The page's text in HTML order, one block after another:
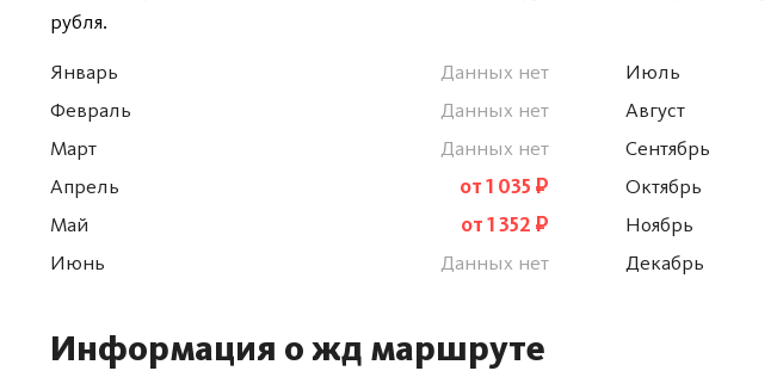
рубля.
Январь
Данных нет
Февраль
Данных нет
Март
Данных нет
Апрель
от 1 035 ₽
Май
от 1 352 ₽
Июнь
Данных нет
Июль
Август
Сентябрь
Октябрь
Ноябрь
Декабрь
Информация о жд маршруте